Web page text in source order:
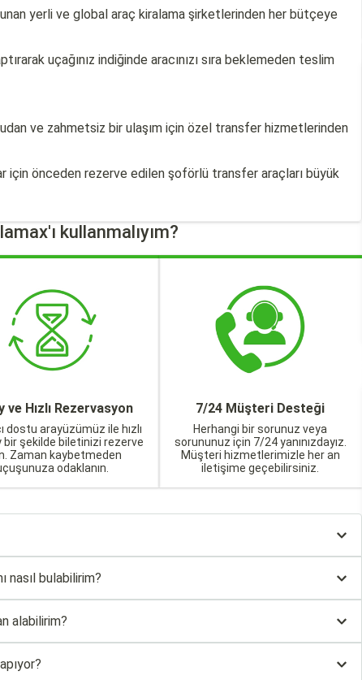
yerli ve global araç kiralama şirketlerinden her bütçeye
uçağınız indiğinde aracınızı sıra beklemeden teslim
ve zahmetsiz bir ulaşım için özel transfer hizmetlerinden
için önceden rezerve edilen şoförlü transfer araçları büyük
kullanmalıyım?
ve Hızlı Rezervasyon
dostu arayüzümüz ile hızlı
bir şekilde biletinizi rezerve
Zaman kaybetmeden
odaklanın.
7/24 Müşteri Desteği
Herhangi bir sorunuz veya
sorununuz için 7/24 yanınızdayız.
Müşteri hizmetlerimizle her an
iletişime geçebilirsiniz.
nasıl bulabilirim?
alabilirim?